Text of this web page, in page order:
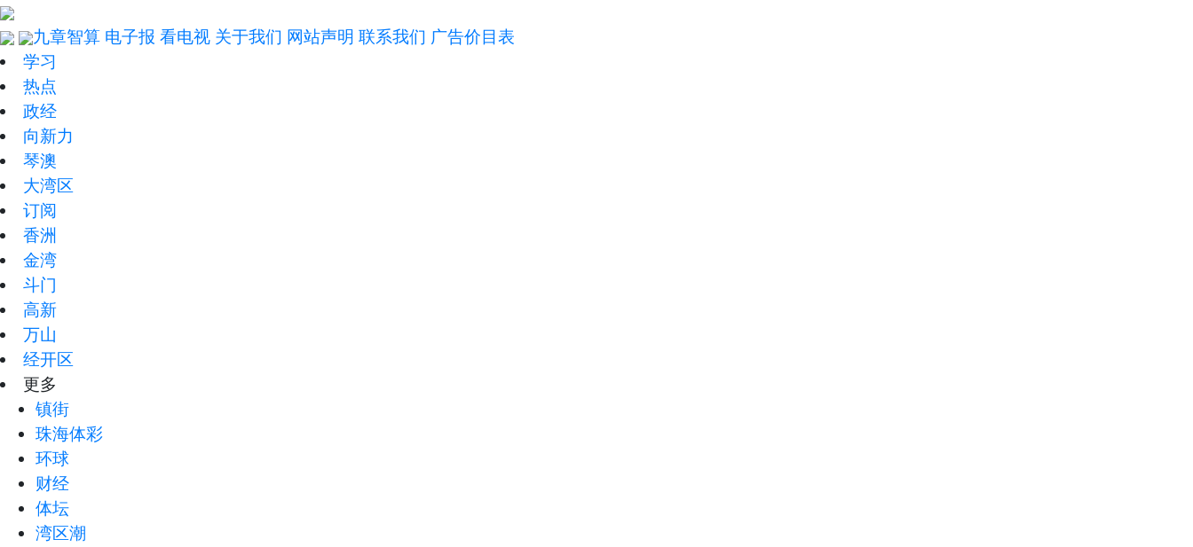
九章智算 电子报 看电视 关于我们 网站声明 联系我们 广告价目表
学习
热点
政经
向新力
琴澳
大湾区
订阅
香洲
金湾
斗门
高新
万山
经开区
更多
镇街
珠海体彩
环球
财经
体坛
湾区潮